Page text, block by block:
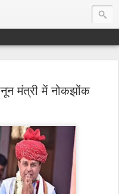
मंत्री में नोकझोंक